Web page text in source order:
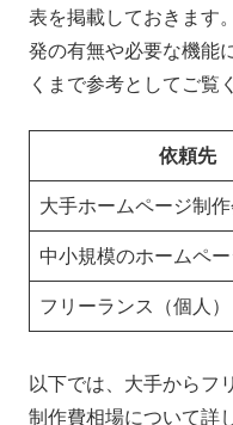
表を掲載しておきます
発の有無や必要な機能
くまで参考としてご覧
依頼先
大手ホームページ制
中小規模のホームペ
フリーランス（個人）
以下では、大手からフ
制作費相場について詳